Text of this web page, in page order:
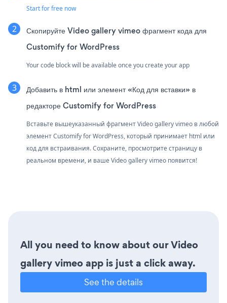
Start for free now
Скопируйте Video gallery vimeo фрагмент кода для
Customify for WordPress
Your code block will be available once you create your app
Добавить в html или элемент «Код для вставки» в
редакторе Customify for WordPress
Вставьте вышеуказанный фрагмент Video gallery vimeo в любой
элемент Customify for WordPress, который принимает html или
код для встраивания. Сохраните, просмотрите страницу в
реальном времени, и ваше Video gallery vimeo появится!
All you need to know about our Video
gallery vimeo app is just a click away.
See the details